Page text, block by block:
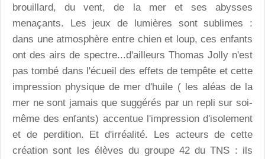
brouillard, du vent, de la mer et ses abysses
menaçants. Les jeux de lumières sont sublimes :
dans une atmosphère entre chien et loup, ces enfants
ont des airs de spectre...d'ailleurs Thomas Jolly n'est
pas tombé dans l'écueil des effets de tempête et cette
impression physique de mer d'huile ( les aléas de la
mer ne sont jamais que suggérés par un repli sur soi-
même des enfants) accentue l'impression d'isolement
et de perdition. Et d'irréalité. Les acteurs de cette
création sont les élèves du groupe 42 du TNS : ils